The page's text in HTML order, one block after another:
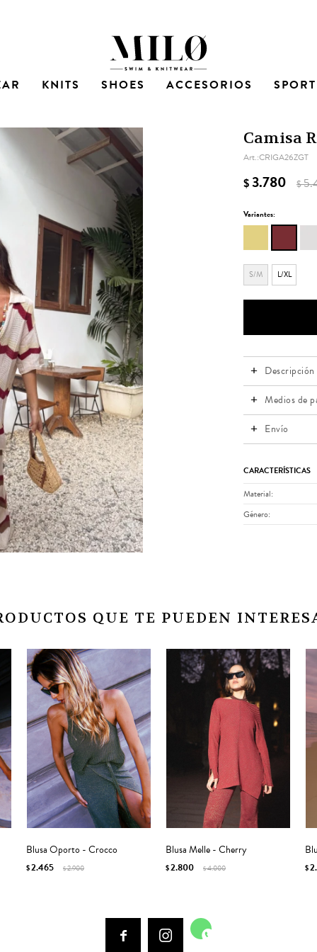
KNITS SHOES ACCESORIOS SPORT
Camisa
CRIGA26ZGT
$3.780 $
Variantes:
S/M L/XL
Descripción
Medios de
Envío
CARACTERÍSTICAS
Material
Género
QUE TE PUEDEN
Blusa Oporto - Crocco
$2.465 $2.900
Blusa Melle - Cherry
$2.800 $4.000 $
  